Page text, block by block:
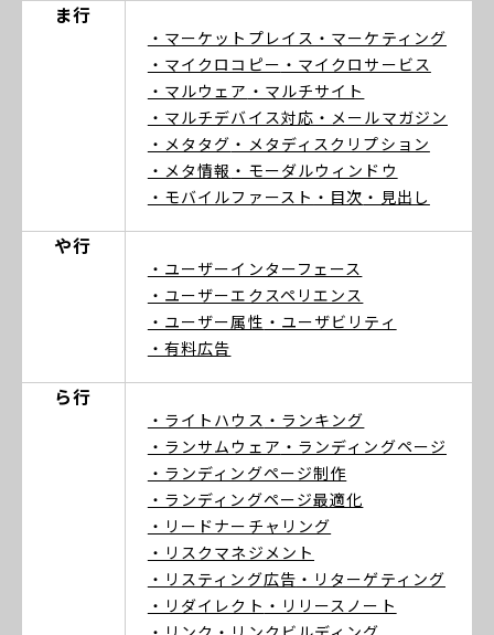
ま行
・マーケットプレイス ・マーケティング
・マイクロコピー ・マイクロサービス
・マルウェア ・マルチサイト
・マルチデバイス対応 ・メールマガジン
・メタタグ ・メタディスクリプション
・メタ情報 ・モーダルウィンドウ
・モバイルファースト ・目次 ・見出し
や行
・ユーザーインターフェース
・ユーザーエクスペリエンス
・ユーザー属性 ・ユーザビリティ
・有料広告
ら行
・ライトハウス ・ランキング
・ランサムウェア ・ランディングページ
・ランディングページ制作
・ランディングページ最適化
・リードナーチャリング
・リスクマネジメント
・リスティング広告 ・リターゲティング
・リダイレクト ・リリースノート